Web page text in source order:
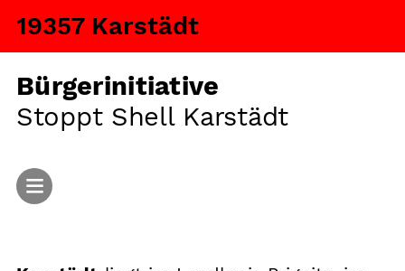
Bürgerinitiative
Stoppt Shell Karstädt
19357 Karstädt